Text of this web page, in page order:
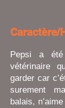
Caractère/
Pepsi a été
vétérinaire
garder car
surement
balais,